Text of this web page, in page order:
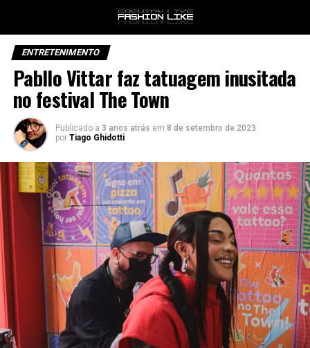
ENTRETENIMENTO
Pabllo Vittar faz tatuagem inusitada
no festival The Town
Publicado a 3 anos atrás em 8 de setembro de 2023
por Tiago Ghidotti